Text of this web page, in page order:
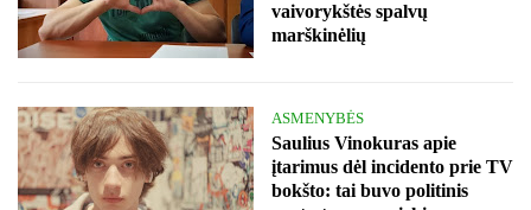
vaivorykštės spalvų
marškinėlių
ASMENYBĖS
Saulius Vinokuras apie
įtarimus dėl incidento prie TV
bokšto: tai buvo politinis